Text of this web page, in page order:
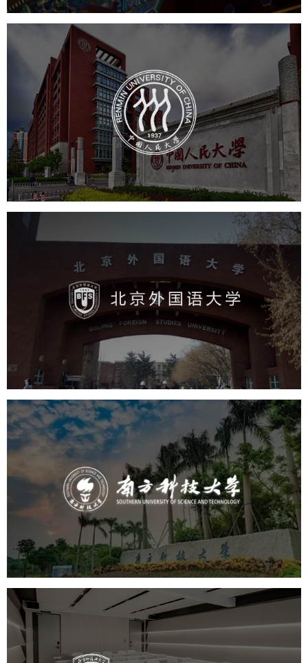
中国人民大学
培训教育 高校 大学网站建设
高校网站建设
学校网站建设
教育网站建设
北京外国语大学
高校 学校网站建设
教育网站建设
大学网站建设
高校网站建设
南方科技大学
高校 大学网站建设
高校网站建设
学校网站建设
教育网站建设
北外新闻网